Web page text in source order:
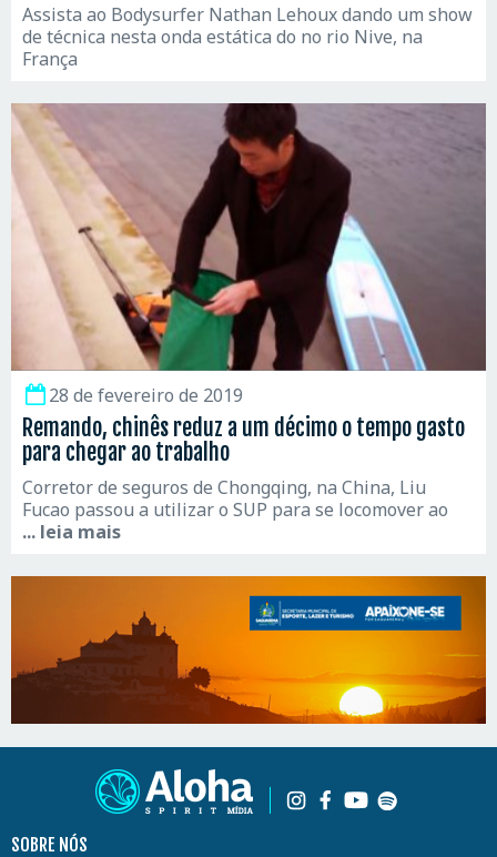
Assista ao Bodysurfer Nathan Lehoux dando um show
de técnica nesta onda estática do no rio Nive, na
França
28 de fevereiro de 2019
Remando, chinês reduz a um décimo o tempo gasto
para chegar ao trabalho
Corretor de seguros de Chongqing, na China, Liu
Fucao passou a utilizar o SUP para se locomover ao
... leia mais
SOBRE NÓS